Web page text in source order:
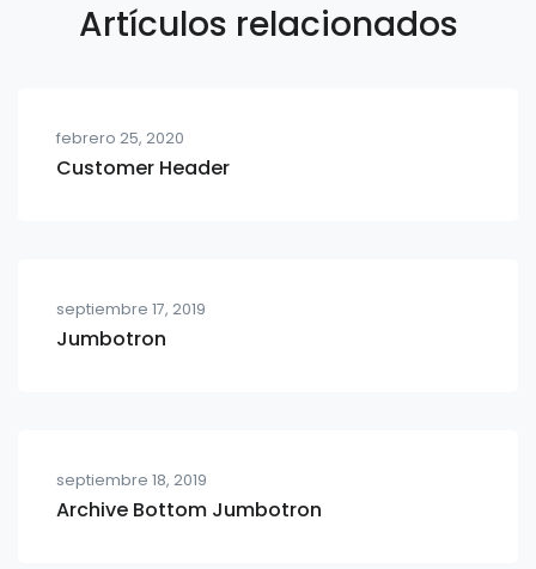
Artículos relacionados
febrero 25, 2020
Customer Header
septiembre 17, 2019
Jumbotron
septiembre 18, 2019
Archive Bottom Jumbotron